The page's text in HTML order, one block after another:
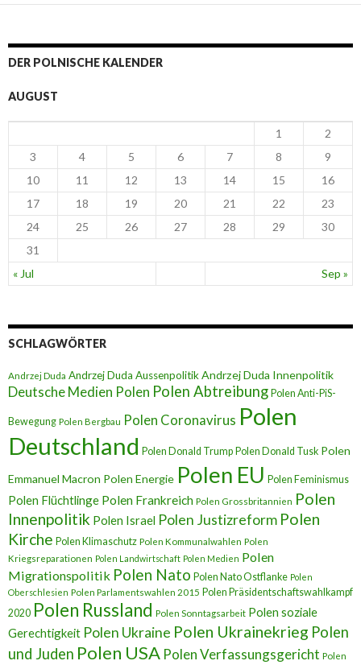
DER POLNISCHE KALENDER
AUGUST
« Jul Sep »
1
2
3
4 5 6 7 8
9
10
11 12 13 14 15
16
17
18 19 20 21 22
23
24
25 26 27 28 29
30
31
SCHLAGWÖRTER
Andrzej Duda Andrzej Duda AussenpolitikAndrzej Duda Innenpolitik
Deutsche Medien Polen Polen Abtreibung Polen Anti-PiS-
Bewegung Polen Bergbau Polen Coronavirus Polen
Deutschland Polen Donald Trump Polen Donald Tusk Polen
Emmanuel Macron Polen Energie Polen EU Polen Feminismus
Polen Flüchtlinge Polen Frankreich Polen Grossbritannien Polen
Innenpolitik Polen Israel Polen Justizreform Polen
Kirche Polen Klimaschutz Polen Kommunalwahlen Polen
Kriegsreparationen Polen Landwirtschaft Polen Medien Polen
Migrationspolitik Polen Nato Polen Nato Ostflanke Polen
Oberschlesien Polen Parlamentswahlen 2015 Polen Präsidentschaftswahlkampf
2020 Polen Russland Polen Sonntagsarbeit Polen soziale
Gerechtigkeit Polen Ukraine Polen Ukrainekrieg Polen
und Juden Polen USA Polen Verfassungsgericht Polen